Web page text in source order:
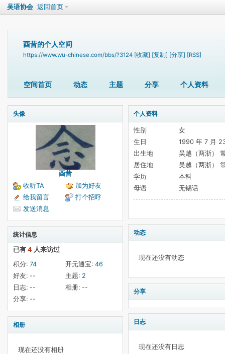
吴语协会 返回首页
酉昔的个人空间
https://www.wu-chinese.com/bbs/?3124 [收藏] [复制] [分享] [RSS]
空间首页 动态 主题 分享 个人资料
头像
酉昔
收听TA
加为好友
给我留言
打个招呼
发送消息
统计信息
已有 4 人来访过
积分: 74 开元通宝: 46
好友: -- 主题: 2
日志: -- 相册: --
分享: --
相册
现在还没有相册
个人资料
性别
女
生日
1990 年 7 月
出生地
吴越（两浙）
居住地
吴越（两浙）
学历
本科
母语
无锡话
动态
现在还没有动态
分享
日志
现在还没有日志